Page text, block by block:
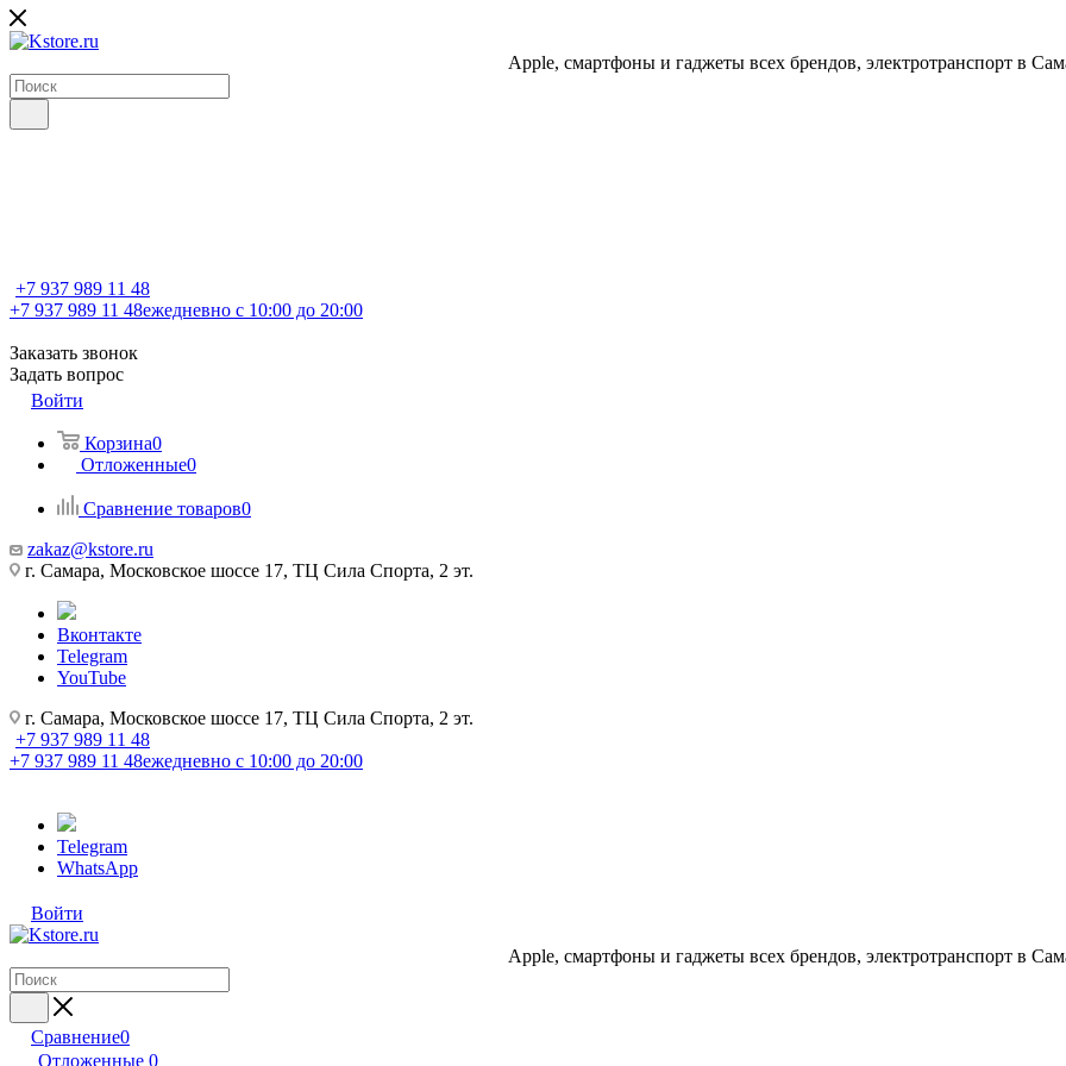
Apple, cмартфоны и гаджеты всех брендов, электротранспорт в
+7 937 989 11 48
+7 937 989 11 48ежедневно с 10:00 до 20:00
Заказать звонок
Задать вопрос
Войти
Корзина0
Отложенные0
Сравнение товаров0
zakaz@kstore.ru
г. Самара, Московское шоссе 17, ТЦ Сила Спорта, 2 эт.
Вконтакте
Telegram
YouTube
г. Самара, Московское шоссе 17, ТЦ Сила Спорта, 2 эт.
+7 937 989 11 48
+7 937 989 11 48ежедневно с 10:00 до 20:00
Telegram
WhatsApp
Войти
Apple, cмартфоны и гаджеты всех брендов, электротранспорт в
Сравнение0
Отложенные 0